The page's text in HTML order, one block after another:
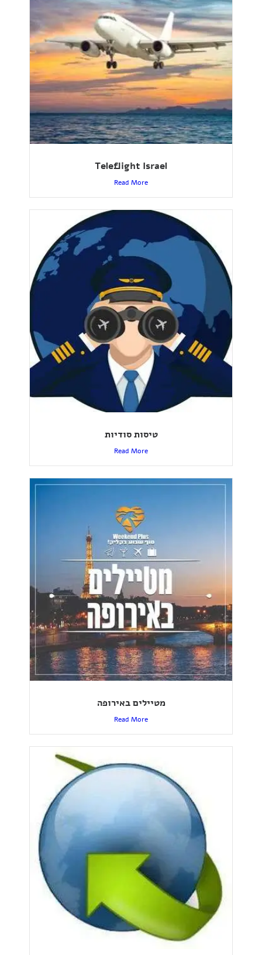
Teleflight Israel
Read More
טיסות סודיות
Read More
מטיילים באירופה
Read More